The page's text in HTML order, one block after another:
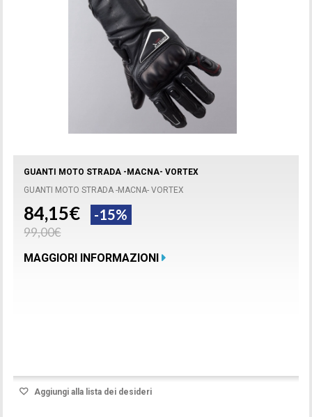
GUANTI MOTO STRADA -MACNA- VORTEX
GUANTI MOTO STRADA -MACNA- VORTEX
84,15€ -15%
99,00€
MAGGIORI INFORMAZIONI
Aggiungi alla lista dei desideri